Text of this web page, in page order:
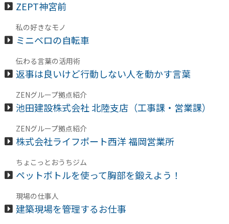
ZEPT神宮前
私の好きなモノ
ミニベロの自転車
伝わる言葉の活用術
返事は良いけど行動しない人を動かす言葉
ZENグループ拠点紹介
池田建設株式会社 北陸支店（工事課・営業課）
ZENグループ拠点紹介
株式会社ライフポート西洋 福岡営業所
ちょこっとおうちジム
ペットボトルを使って胸部を鍛えよう！
現場の仕事人
建築現場を管理するお仕事